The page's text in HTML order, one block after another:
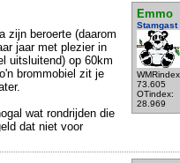
Emmo
Stamgast
73.605
OTindex:
28.969
zijn beroerte (daarom
jaar met plezier in
uitsluitend) op 60km
brommobiel zit je
wat rondrijden die
dat niet voor